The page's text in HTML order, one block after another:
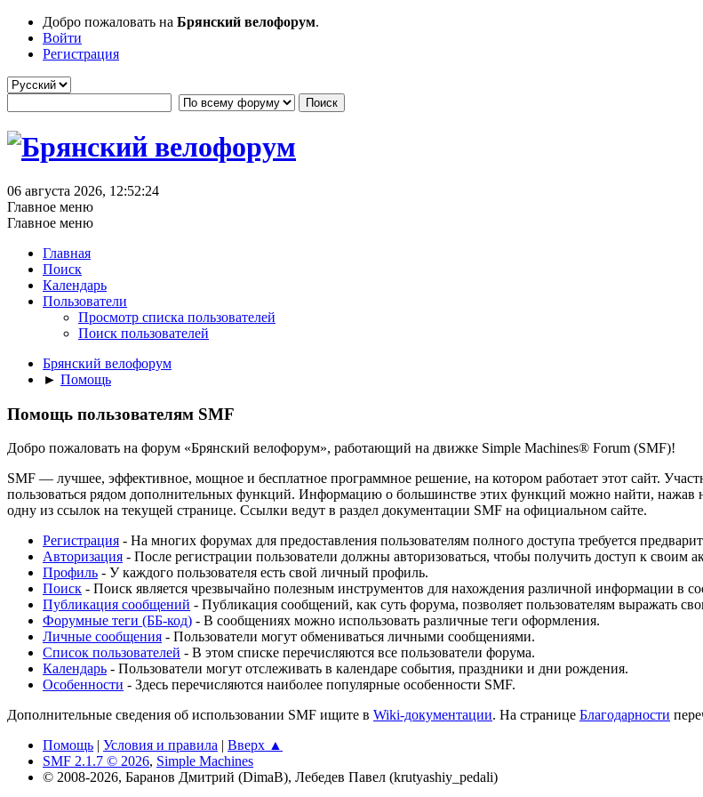
Добро пожаловать на Брянский велофорум.
Войти
Регистрация
06 августа 2026, 12:52:24
Главное меню
Главное меню
Главная
Поиск
Календарь
Пользователи
Просмотр списка пользователей
Поиск пользователей
Брянский велофорум
► Помощь
Помощь пользователям SMF
Добро пожаловать на форум «Брянский велофорум», работающий на движке Simple Machines® Forum (SMF)!
SMF — лучшее, эффективное, мощное и бесплатное программное решение, на котором работает этот сайт.
пользоваться рядом дополнительных функций. Информацию о большинстве этих функций можно найти, нажав
одну из ссылок на текущей странице. Ссылки ведут в раздел документации SMF на официальном сайте.
Регистрация - На многих форумах для предоставления пользователям полного доступа требуется
Авторизация - После регистрации пользователи должны авторизоваться, чтобы получить доступ к своим
Профиль - У каждого пользователя есть свой личный профиль.
Поиск - Поиск является чрезвычайно полезным инструментов для нахождения различной информации в
Публикация сообщений - Публикация сообщений, как суть форума, позволяет пользователям выражать
Форумные теги (ББ-код) - В сообщениях можно использовать различные теги оформления.
Личные сообщения - Пользователи могут обмениваться личными сообщениями.
Список пользователей - В этом списке перечисляются все пользователи форума.
Календарь - Пользователи могут отслеживать в календаре события, праздники и дни рождения.
Особенности - Здесь перечисляются наиболее популярные особенности SMF.
Дополнительные сведения об использовании SMF ищите в Wiki-документации. На странице Благодарности
Помощь | Условия и правила | Вверх ▲
SMF 2.1.7 © 2026, Simple Machines
© 2008-2026, Баранов Дмитрий (DimaB), Лебедев Павел (krutyashiy_pedali)